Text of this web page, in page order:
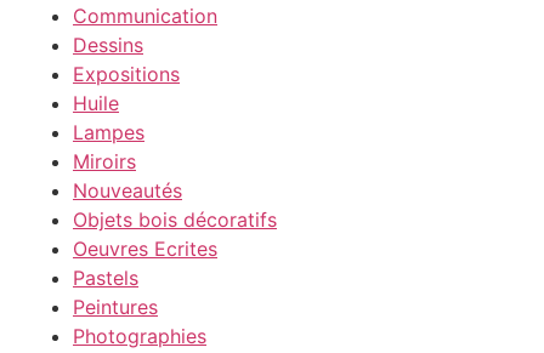
Communication
Dessins
Expositions
Huile
Lampes
Miroirs
Nouveautés
Objets bois décoratifs
Oeuvres Ecrites
Pastels
Peintures
Photographies